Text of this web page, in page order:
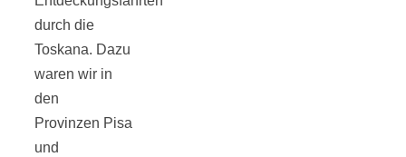
durch die
Toskana. Dazu
waren wir in
den
Provinzen Pisa
und